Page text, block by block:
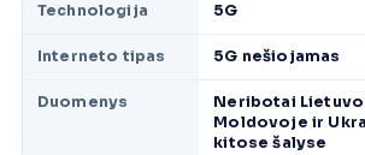
Technologija 5G
Interneto tipas 5G nešiojamas
Duomenys
Neribotai
Moldovoje ir
kitose šalyse